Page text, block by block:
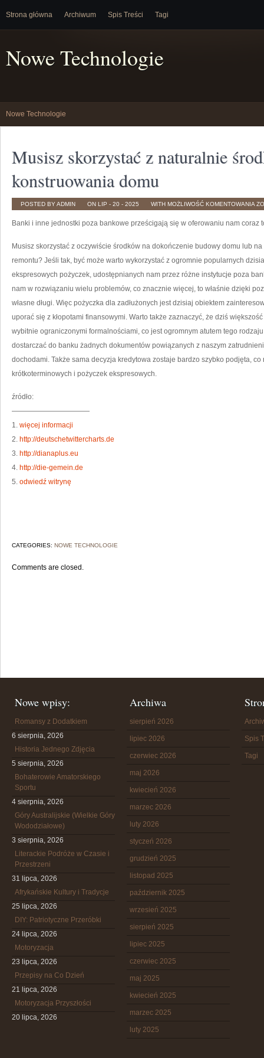
Strona główna Archiwum Spis Treści Tagi
Nowe Technologie
Nowe Technologie
Musisz skorzystać z naturalnie
konstruowania domu
POSTED BY ADMIN ON LIP - 20 - 2025 WITH MOŻLIWOŚĆ KOMENTOWANIA
Banki i inne jednostki poza bankowe prześcigają się w oferowaniu nam coraz
Musisz skorzystać z oczywiście środków na dokończenie budowy domu lub
remontu? Jeśli tak, być może warto wykorzystać z ogromnie popularnych
ekspresowych pożyczek, udostępnianych nam przez różne instytucje poza
nam w rozwiązaniu wielu problemów, co znacznie więcej, to właśnie dzięki
własne długi. Więc pożyczka dla zadłużonych jest dzisiaj obiektem
uporać się z kłopotami finansowymi. Warto także zaznaczyć, że dziś
wybitnie ograniczonymi formalnościami, co jest ogromnym atutem tego
dostarczać do banku żadnych dokumentów powiązanych z naszym
dochodami. Także sama decyzja kredytowa zostaje bardzo szybko podjęta,
krótkoterminowych i pożyczek ekspresowych.
źródło:
———————————
1. więcej informacji
2. http://deutschetwittercharts.de
3. http://dianaplus.eu
4. http://die-gemein.de
5. odwiedź witrynę
CATEGORIES: NOWE TECHNOLOGIE
Comments are closed.
Nowe wpisy:
Romansy z Dodatkiem
6 sierpnia, 2026
Historia Jednego Zdjęcia
5 sierpnia, 2026
Bohaterowie Amatorskiego
Sportu
4 sierpnia, 2026
Góry Australijskie (Wielkie Góry
Wododziałowe)
3 sierpnia, 2026
Literackie Podróże w Czasie i
Przestrzeni
31 lipca, 2026
Afrykańskie Kultury i Tradycje
25 lipca, 2026
DIY: Patriotyczne Przeróbki
24 lipca, 2026
Motoryzacja
23 lipca, 2026
Przepisy na Co Dzień
21 lipca, 2026
Motoryzacja Przyszłości
20 lipca, 2026
Archiwa
sierpień 2026
lipiec 2026
czerwiec 2026
maj 2026
kwiecień 2026
marzec 2026
luty 2026
styczeń 2026
grudzień 2025
listopad 2025
październik 2025
wrzesień 2025
sierpień 2025
lipiec 2025
czerwiec 2025
maj 2025
kwiecień 2025
marzec 2025
luty 2025
Spis
Tagi